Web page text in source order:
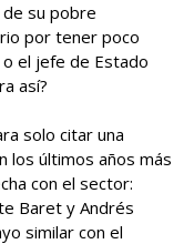
de su pobre
por tener poco
el jefe de Estado
así?
solo citar una
los últimos años más
con el sector:
Baret y Andrés
similar con el